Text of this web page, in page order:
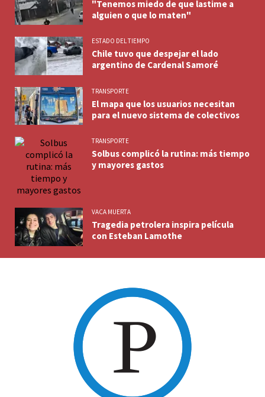
"Tenemos miedo de que lastime a
alguien o que lo maten"
ESTADO DEL TIEMPO
Chile tuvo que despejar el lado
argentino de Cardenal Samoré
TRANSPORTE
El mapa que los usuarios necesitan
para el nuevo sistema de colectivos
TRANSPORTE
Solbus complicó la rutina: más tiempo
y mayores gastos
VACA MUERTA
Tragedia petrolera inspira película
con Esteban Lamothe